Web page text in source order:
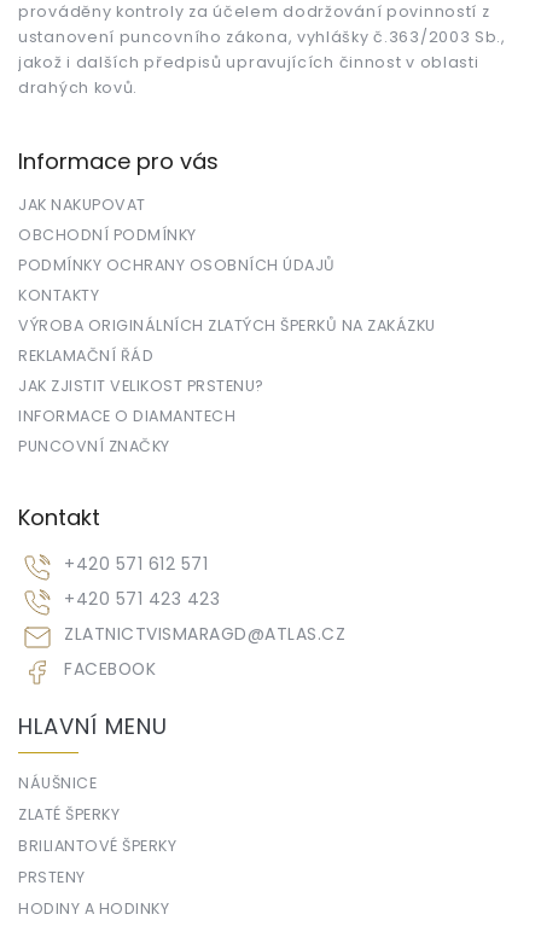
prováděny kontroly za účelem dodržování povinností z
ustanovení puncovního zákona, vyhlášky č.363/2003 Sb.,
jakož i dalších předpisů upravujících činnost v oblasti
drahých kovů.
Informace pro vás
JAK NAKUPOVAT
OBCHODNÍ PODMÍNKY
PODMÍNKY OCHRANY OSOBNÍCH ÚDAJŮ
KONTAKTY
VÝROBA ORIGINÁLNÍCH ZLATÝCH ŠPERKŮ NA ZAKÁZKU
REKLAMAČNÍ ŘÁD
JAK ZJISTIT VELIKOST PRSTENU?
INFORMACE O DIAMANTECH
PUNCOVNÍ ZNAČKY
Kontakt
ZLATNICTVISMARAGD@ATLAS.CZ
+420 571 612 571
+420 571 423 423
FACEBOOK
HLAVNÍ MENU
NÁUŠNICE
ZLATÉ ŠPERKY
BRILIANTOVÉ ŠPERKY
PRSTENY
HODINY A HODINKY